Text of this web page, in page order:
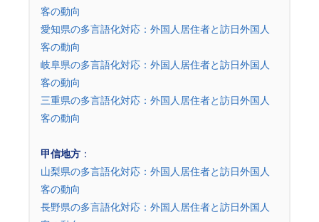
客の動向
愛知県の多言語化対応：外国人居住者と訪日外国人
客の動向
岐阜県の多言語化対応：外国人居住者と訪日外国人
客の動向
三重県の多言語化対応：外国人居住者と訪日外国人
客の動向
甲信地方 ：
山梨県の多言語化対応：外国人居住者と訪日外国人
客の動向
長野県の多言語化対応：外国人居住者と訪日外国人